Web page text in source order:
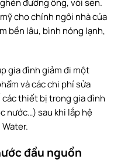
đường ống, vòi sen.
cho chính ngôi nhà của
bền lâu, bình nóng lạnh,
gia đình giảm đi một
và các chi phí sửa
thiết bị trong gia đình
nước…) sau khi lắp hệ
đầu nguồn